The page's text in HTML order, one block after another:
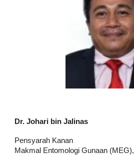
Dr. Johari bin Jalinas
Pensyarah Kanan
Makmal Entomologi Gunaan (MEG),